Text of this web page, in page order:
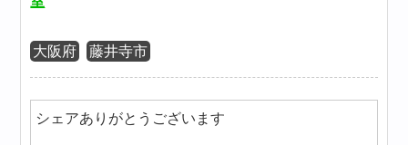
大阪府 藤井寺市
シェアありがとうございます